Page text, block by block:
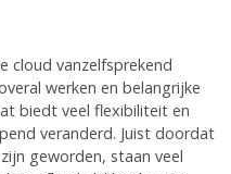
cloud vanzelfsprekend
werken en belangrijke
biedt veel flexibiliteit en
veranderd. Juist doordat
geworden, staan veel